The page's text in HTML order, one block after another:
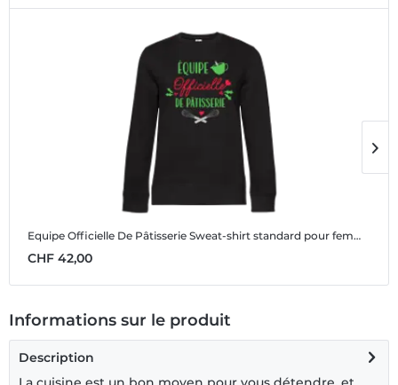
Equipe Officielle De Pâtisserie Sweat-shirt standard pour femme
CHF 42,00
Informations sur le produit
Description